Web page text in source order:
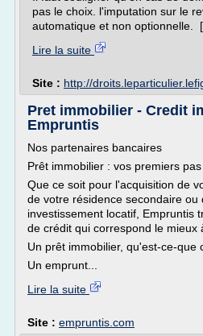
pas le choix. l'imputation sur le
automatique et non optionnelle.
Lire la suite
Site : http://
Pret immobilier - Credit
Empruntis
Nos partenaires bancaires
Prêt immobilier : vos premiers
Que ce soit pour l'acquisition de
de votre résidence secondaire ou
investissement locatif, Empruntis
de crédit qui correspond le mieux
Un prêt immobilier, qu'est-ce-que
Un emprunt...
Lire la suite
Site : empruntis.com